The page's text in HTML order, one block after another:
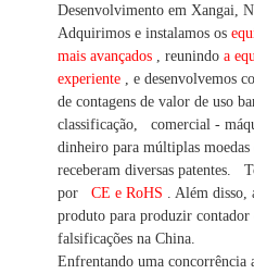
Desenvolvimento em Xangai,
Adquirimos e instalamos os
mais avançados , reunindo a
experiente
e desenvolvemos
de contagens de valor de uso
classificação,
comercial -
dinheiro para múltiplas moedas
receberam diversas patentes.
por
CE e RoHS . Além disso,
produto para produzir contador
falsificações na China.
Enfrentando uma